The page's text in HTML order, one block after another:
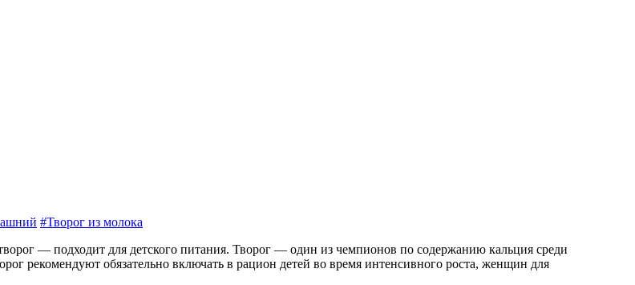
#Творог из молока
— подходит для детского питания. Творог — один из чемпионов по содержанию кальция среди
рекомендуют обязательно включать в рацион детей во время интенсивного роста, женщин для